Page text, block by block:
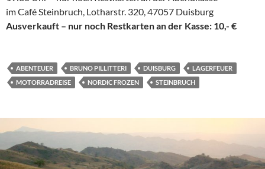
im Café Steinbruch, Lotharstr. 320, 47057 Duisburg
Ausverkauft – nur noch Restkarten an der Kasse: 10,- €
ABENTEUER BRUNO PILLITTERI DUISBURG
LAGERFEUER
MOTORRADREISE
NORDIC FROZEN STEINBRUCH